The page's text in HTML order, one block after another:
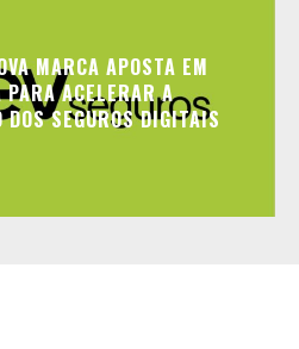
MARCA APOSTA EM
PARA ACELERAR A
DOS SEGUROS DIGITAIS